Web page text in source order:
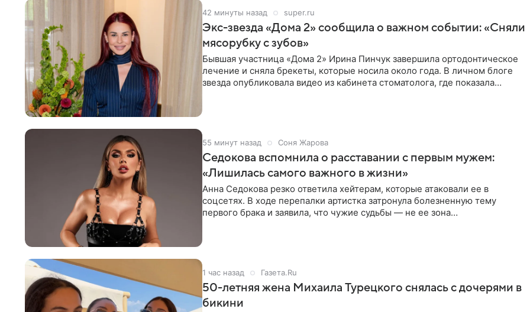
42 минуты назад super.ru
Экс-звезда «Дома 2» сообщила о важном событии: «Сняли
мясорубку с зубов»
Бывшая участница «Дома 2» Ирина Пинчук завершила ортодонтическое
лечение и сняла брекеты, которые носила около года. В личном блоге
звезда опубликовала видео из кабинета стоматолога, где показала
55 минут назад Соня Жарова
Седокова вспомнила о расставании с первым мужем:
«Лишилась самого важного в жизни»
Анна Седокова резко ответила хейтерам, которые атаковали ее в
соцсетях. В ходе перепалки артистка затронула болезненную тему
первого брака и заявила, что чужие судьбы — не ее зона
1 час назад Газета.Ru
50-летняя жена Михаила Турецкого снялась с дочерями в
бикини